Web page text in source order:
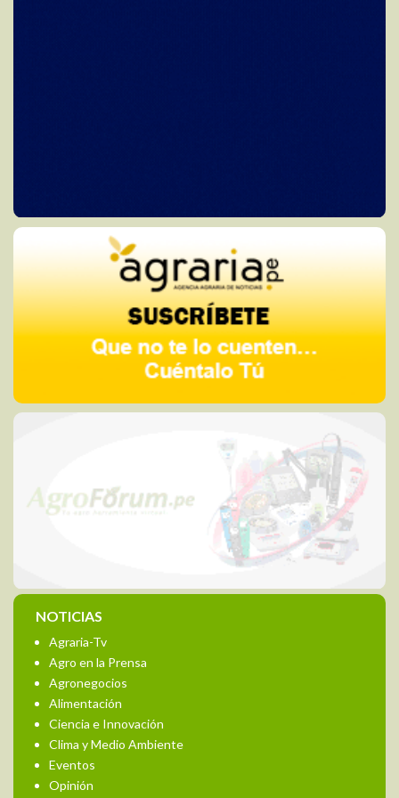
NOTICIAS
Agraria-Tv
Agro en la Prensa
Agronegocios
Alimentación
Ciencia e Innovación
Clima y Medio Ambiente
Eventos
Opinión